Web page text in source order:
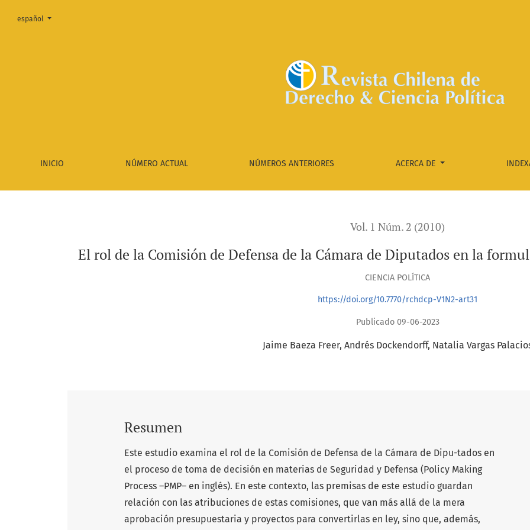
El rol de la Comisión de Defensa de la Cámara de Diputados en la formulación de la política de defensa
INICIO NÚMERO ACTUAL NÚMEROS ANTERIORES ACERCA DE
Cambiar el idioma. El actual es:
español
Vol. 1 Núm. 2 (2010)
El rol de la Comisión de Defensa de la Cámara de Diputados en la
CIENCIA POLÍTICA
https://doi.org/10.7770/rchdcp-V1N2-art31
Publicado 09-06-2023
Jaime Baeza Freer Andrés Dockendorff Natalia Vargas
Resumen
Este estudio examina el rol de la Comisión de Defensa de la Cámara de Dipu-tados en
el proceso de toma de decisión en materias de Seguridad y Defensa (Policy Making
Process –PMP– en inglés). En este contexto, las premisas de este estudio guardan
relación con las atribuciones de estas comisiones, que van más allá de la mera
aprobación presupuestaria y proyectos para convertirlas en ley, sino que, además,